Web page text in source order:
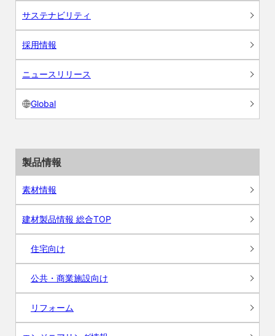
サステナビリティ
採用情報
ニュースリリース
Global
製品情報
素材情報
建材製品情報 総合TOP
住宅向け
公共・商業施設向け
リフォーム